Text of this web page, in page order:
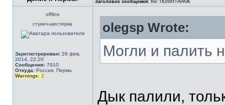
Заголовок сообщения: Re: ПОЛИТГАРАЖ
offline
стукач-шестерка
Зарегистрирован: 26 фев,
2014, 22:20
Сообщения: 7910
Откуда: Россия, Пермь
Warnings: 2
olegsp Wrote:
Могли и палить
Дык палили,